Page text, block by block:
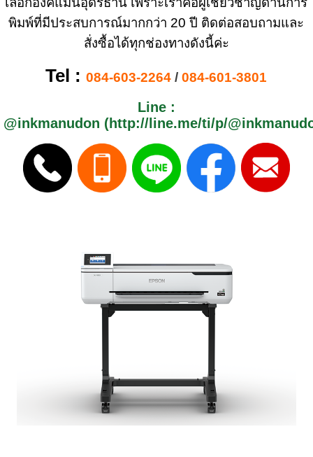
พิมพ์ที่มีประสบการณ์มากกว่า 20 ปี ติดต่อสอบถามและ
สั่งซื้อได้ทุกช่องทางดังนี้ค่ะ
Tel :084-603-2264 /084-601-3801
Line :
@inkmanudon (http://line.me/ti/p/